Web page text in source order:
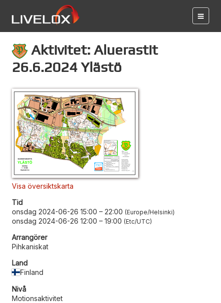
Aktivitet: Aluerastit
26.6.2024 Ylästö
Visa översiktskarta
Tid
onsdag 2024-06-26 15:00 – 22:00 Europe/Helsinki
onsdag 2024-06-26 12:00 – 19:00 Etc/UTC
Arrangörer
Pihkaniskat
Land
Finland
Nivå
Motionsaktivitet